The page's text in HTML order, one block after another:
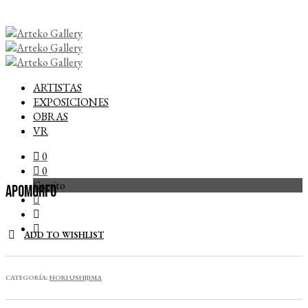
ARTISTAS
EXPOSICIONES
OBRAS
VR
0
0
Carrito
Apomorfo
ADD TO WISHLIST
CATEGORÍA: NORI USHIJIMA